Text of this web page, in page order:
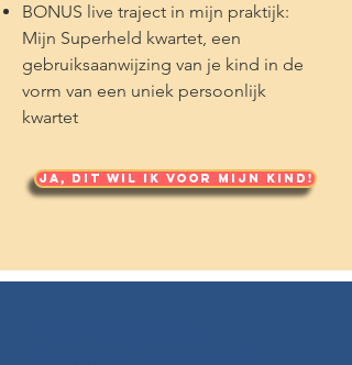
BONUS live traject in mijn praktijk:
Mijn Superheld kwartet, een
gebruiksaanwijzing van je kind in de
vorm van een uniek persoonlijk
kwartet
Ja, dit wil ik voor mijn kind!